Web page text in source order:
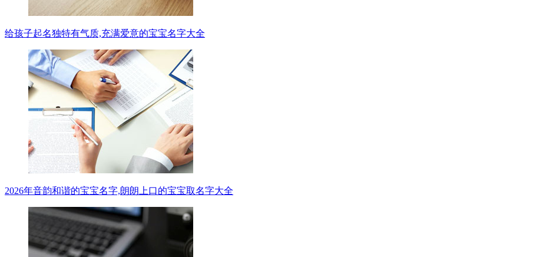
给孩子起名独特有气质,充满爱意的宝宝名字大全
2026年音韵和谐的宝宝名字,朗朗上口的宝宝取名字大全